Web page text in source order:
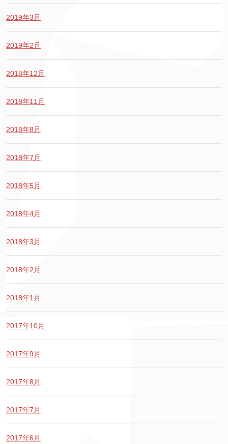
2019年3月
2019年2月
2018年12月
2018年11月
2018年8月
2018年7月
2018年5月
2018年4月
2018年3月
2018年2月
2018年1月
2017年10月
2017年9月
2017年8月
2017年7月
2017年6月